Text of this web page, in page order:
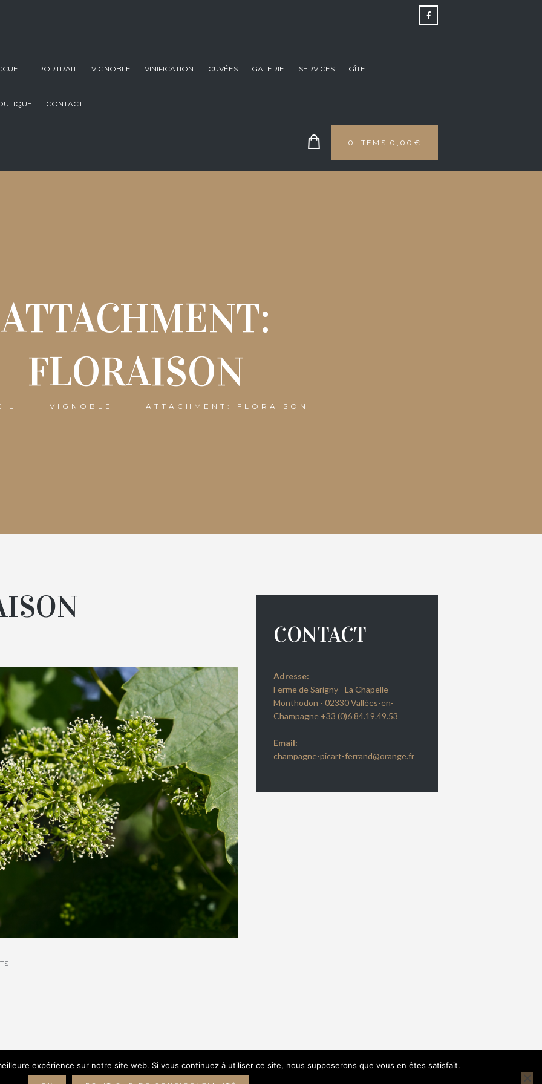
PORTRAIT VIGNOBLE VINIFICATION CUVÉES GALERIE SERVICES GÎTE
CONTACT
0 ITEMS 0,00€
ATTACHMENT:
FLORAISON
VIGNOBLE ATTACHMENT: FLORAISON
Next item
CONTACT
Adresse:
Ferme de Sarigny - La Chapelle
Monthodon - 02330 Vallées-en-
Champagne +33 (0)6 84.19.49.53
Email:
champagne-picart-ferrand@orange.fr
expérience sur notre site web. Si vous continuez à utiliser ce site, nous supposerons que vous en êtes satisfait.